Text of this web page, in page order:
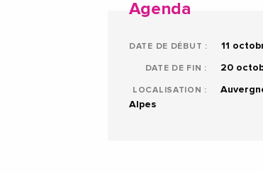
Agenda
DATE DE DÉBUT : 11
DATE DE FIN : 20
LOCALISATION :
Alpes